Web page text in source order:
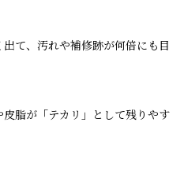
て、汚れや補修跡が何倍にも目
脂が「テカリ」として残りやす